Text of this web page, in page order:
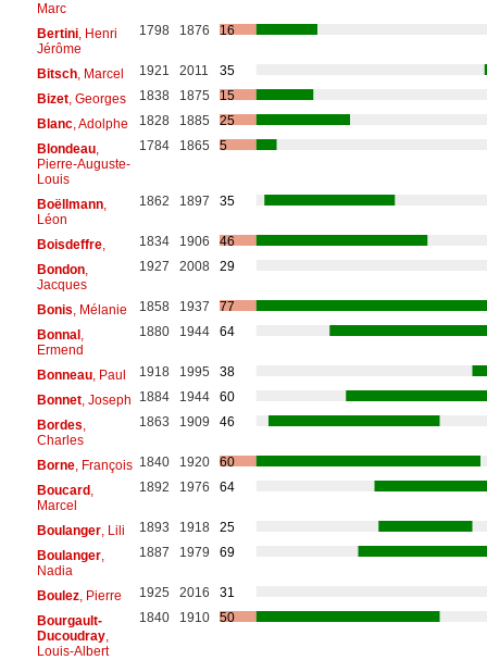
Marc
Bertini, Henri
Jérôme
1798 1876 16
Bitsch, Marcel 1921 2011
35
Bizet, Georges 1838 1875
15
Blanc, Adolphe 1828 1885
25
Blondeau,
Pierre-Auguste-
Louis
1784 1865 5
Boëllmann,
Léon
1862 1897 35
Boisdeffre, 1834 1906
46
Bondon,
Jacques
1927 2008 29
Bonis , Mélanie 1858 1937
77
Bonnal,
Ermend
1880 1944 64
Bonneau, Paul 1918 1995
38
Bonnet, Joseph 1884 1944
60
Bordes
Charles
1863 1909 46
Borne, François 1840 1920
60
Boucard,
Marcel
1892 1976 64
Boulanger, Lili 1893 1918
25
Boulanger,
Nadia
1887 1979 69
Boulez, Pierre 1925 2016
31
Bourgault-
Ducoudray,
Louis-Albert
1840 1910 50